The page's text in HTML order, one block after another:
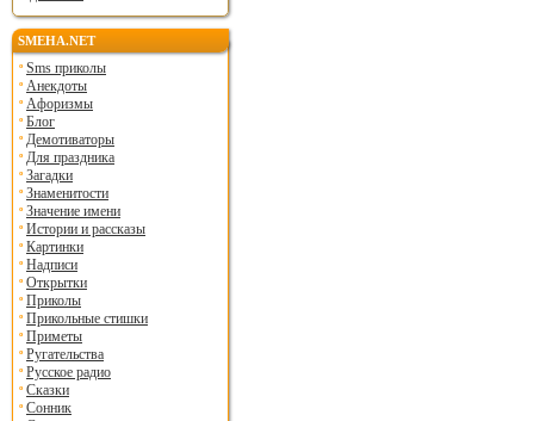
SMEHA.NET
Sms приколы
Анекдоты
Афоризмы
Блог
Демотиваторы
Для праздника
Загадки
Знаменитости
Значение имени
Истории и рассказы
Картинки
Надписи
Открытки
Приколы
Прикольные стишки
Приметы
Ругательства
Русское радио
Сказки
Сонник